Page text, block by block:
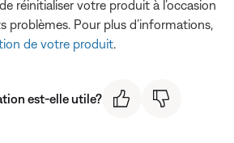
réinitialiser votre produit à l’occasion
problèmes. Pour plus d’informations,
de votre produit
est-elle utile?